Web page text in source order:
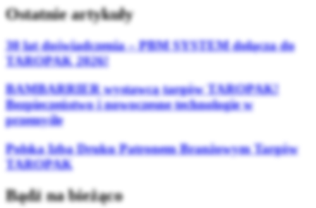
Ostatnie artykuły
30 lat doświadczenia – PBM SYSTEM dołącza do
TAROPAK 2026!
BAMBARRIER wystawcą targów TAROPAK!
Bezpieczeństwo i nowoczesne technologie w
przemyśle
Polska Izba Druku Patronem Branżowym Targów
TAROPAK
Bądź na bieżąco